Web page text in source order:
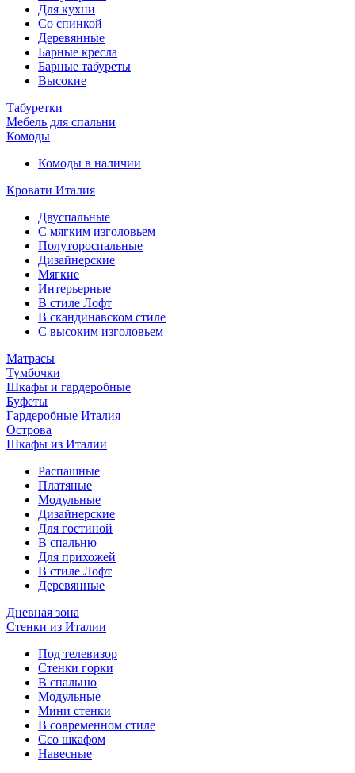
Для кухни
Со спинкой
Деревянные
Барные кресла
Барные табуреты
Высокие
Табуретки
Мебель для спальни
Комоды
Комоды в наличии
Кровати Италия
Двуспальные
С мягким изголовьем
Полутороспальные
Дизайнерские
Мягкие
Интерьерные
В стиле Лофт
В скандинавском стиле
С высоким изголовьем
Матрасы
Тумбочки
Шкафы и гардеробные
Буфеты
Гардеробные Италия
Острова
Шкафы из Италии
Распашные
Платяные
Модульные
Дизайнерские
Для гостиной
В спальню
Для прихожей
В стиле Лофт
Деревянные
Дневная зона
Стенки из Италии
Под телевизор
Стенки горки
В спальню
Модульные
Мини стенки
В современном стиле
Ссо шкафом
Навесные